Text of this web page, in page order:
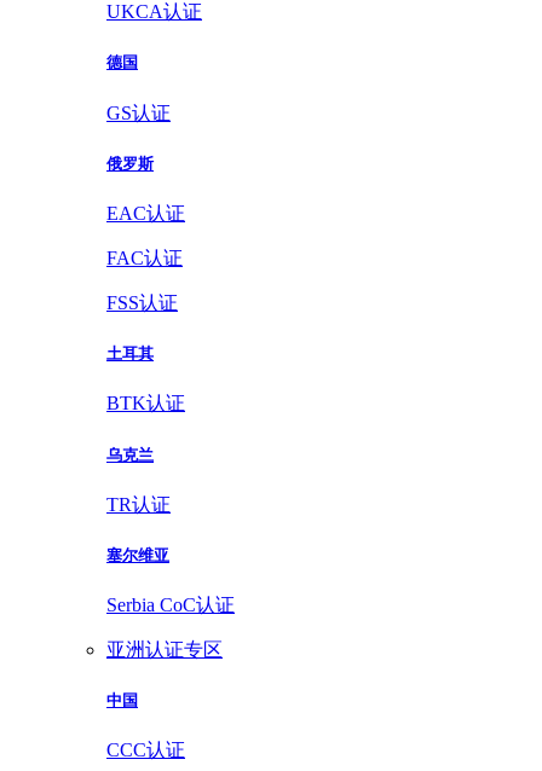
UKCA认证
德国
GS认证
俄罗斯
EAC认证
FAC认证
FSS认证
土耳其
BTK认证
乌克兰
TR认证
塞尔维亚
Serbia CoC认证
亚洲认证专区
中国
CCC认证